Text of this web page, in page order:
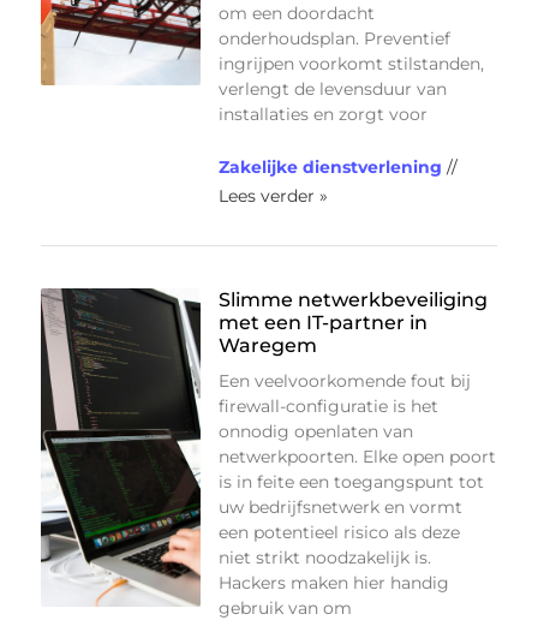
om een doordacht
onderhoudsplan. Preventief
ingrijpen voorkomt stilstanden,
verlengt de levensduur van
installaties en zorgt voor
Zakelijke dienstverlening //
Lees verder »
Slimme netwerkbeveiliging
met een IT-partner in
Waregem
Een veelvoorkomende fout bij
firewall-configuratie is het
onnodig openlaten van
netwerkpoorten. Elke open poort
is in feite een toegangspunt tot
uw bedrijfsnetwerk en vormt
een potentieel risico als deze
niet strikt noodzakelijk is.
Hackers maken hier handig
gebruik van om